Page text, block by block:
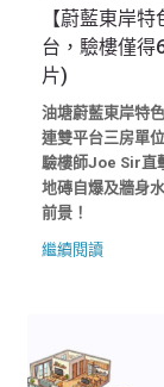
【蔚藍東岸
台，驗樓僅得
片)
油塘蔚藍東岸特
連雙平台三房單
驗樓師Joe Sir直
地磚自爆及牆身
前景！
繼續閱讀